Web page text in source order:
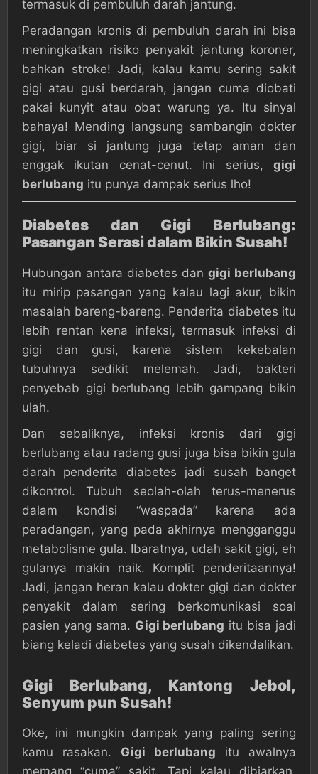
termasuk di pembuluh darah jantung.
Peradangan kronis di pembuluh darah ini bisa
meningkatkan risiko penyakit jantung koroner,
bahkan stroke! Jadi, kalau kamu sering sakit
gigi atau gusi berdarah, jangan cuma diobati
pakai kunyit atau obat warung ya. Itu sinyal
bahaya! Mending langsung sambangin dokter
gigi, biar si jantung juga tetap aman dan
enggak ikutan cenat-cenut. Ini serius, gigi
berlubang itu punya dampak serius lho!
Diabetes dan Gigi Berlubang:
Pasangan Serasi dalam Bikin Susah!
Hubungan antara diabetes dan gigi berlubang
itu mirip pasangan yang kalau lagi akur, bikin
masalah bareng-bareng. Penderita diabetes itu
lebih rentan kena infeksi, termasuk infeksi di
gigi dan gusi, karena sistem kekebalan
tubuhnya sedikit melemah. Jadi, bakteri
penyebab gigi berlubang lebih gampang bikin
ulah.
Dan sebaliknya, infeksi kronis dari gigi
berlubang atau radang gusi juga bisa bikin gula
darah penderita diabetes jadi susah banget
dikontrol. Tubuh seolah-olah terus-menerus
dalam kondisi “waspada” karena ada
peradangan, yang pada akhirnya mengganggu
metabolisme gula. Ibaratnya, udah sakit gigi, eh
gulanya makin naik. Komplit penderitaannya!
Jadi, jangan heran kalau dokter gigi dan dokter
penyakit dalam sering berkomunikasi soal
pasien yang sama. Gigi berlubang itu bisa jadi
biang keladi diabetes yang susah dikendalikan.
Gigi Berlubang, Kantong Jebol,
Senyum pun Susah!
Oke, ini mungkin dampak yang paling sering
kamu rasakan. Gigi berlubang itu awalnya